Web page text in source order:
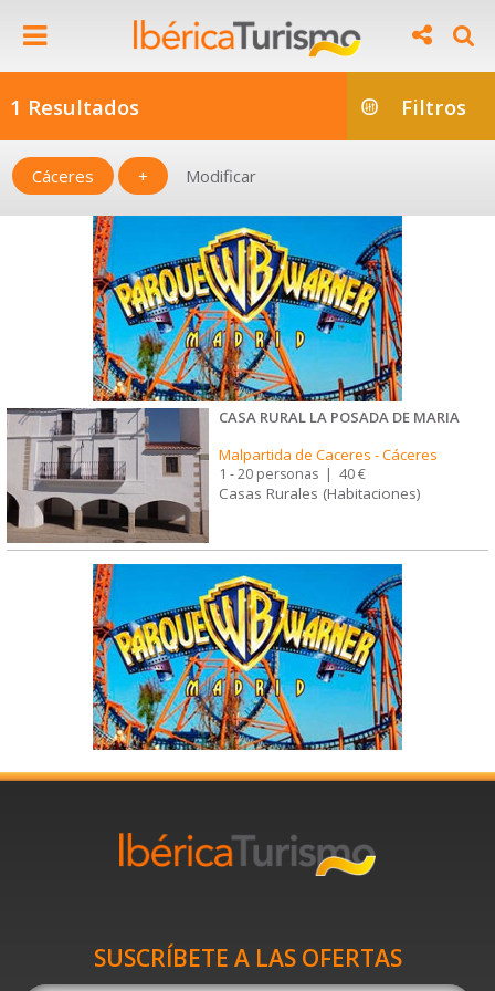
1 Resultados Filtros
Cáceres + Modificar
CASA RURAL LA POSADA DE MARIA
Malpartida de Caceres -Cáceres
1 - 20 personas | 40 €
Casas Rurales (Habitaciones)
SUSCRÍBETE A LAS OFERTAS